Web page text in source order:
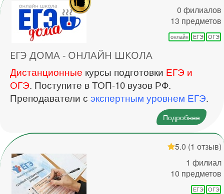
0 филиалов
13 предметов
онлайн ЕГЭ ОГЭ
ЕГЭ ДОМА - ОНЛАЙН ШКОЛА
Дистанционные курсы подготовки ЕГЭ и
ОГЭ. Поступите в ТОП-10 вузов РФ.
Преподаватели с экспертным уровнем ЕГЭ.
Подробнее
5.0 (1 отзыв)
1 филиал
10 предметов
ЕГЭ ОГЭ